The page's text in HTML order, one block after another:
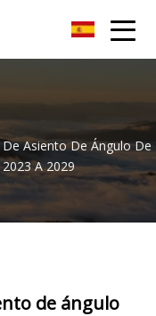
la luz de las estrellas de
Asiento De Ángulo De
A 2029
de ángulo